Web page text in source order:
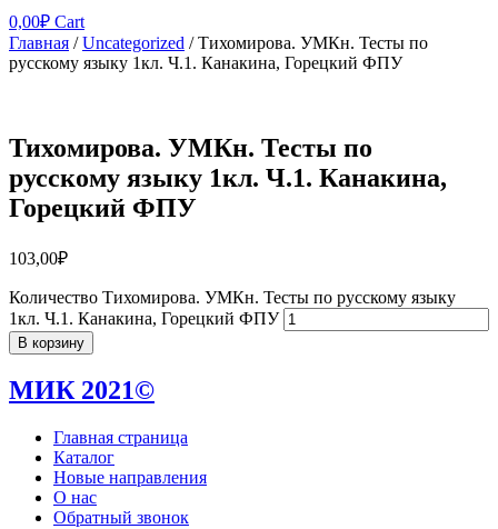
0,00₽ Cart
Главная /Uncategorized / Тихомирова. УМКн. Тесты по
русскому языку 1кл. Ч.1. Канакина, Горецкий ФПУ
Тихомирова. УМКн. Тесты по
русскому языку 1кл. Ч.1. Канакина,
Горецкий ФПУ
103,00₽
Количество Тихомирова. УМКн. Тесты по русскому языку
1кл. Ч.1. Канакина, Горецкий ФПУ
В корзину
МИК 2021©
Главная страница
Каталог
Новые направления
О нас
Обратный звонок